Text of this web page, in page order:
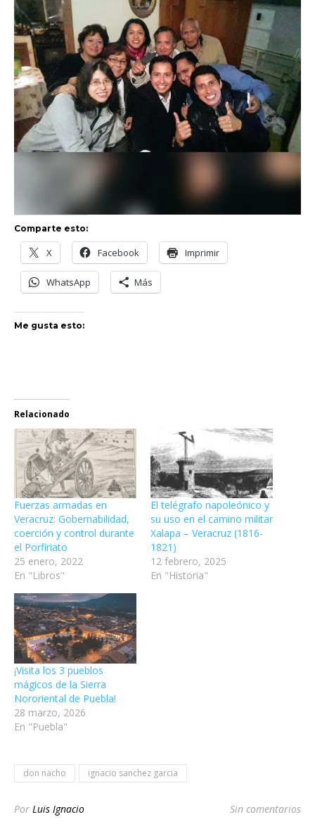
Comparte esto:
X Facebook Imprimir
WhatsApp Más
Me gusta esto:
Relacionado
Fuerzas armadas en
Veracruz: Gobernabilidad,
coerción y control durante
el Porfiriato
25 enero, 2022
En "Libros"
El telégrafo napoleónico y
su uso en el camino militar
Xalapa – Veracruz (1816-
1821)
12 febrero, 2025
En "Historia"
¡Visita los 3 pueblos
mágicos de la Sierra
Nororiental de Puebla!
28 marzo, 2026
En "Puebla"
don nacho ignacio sanchez garcia
Por Luis Ignacio Sin comentarios